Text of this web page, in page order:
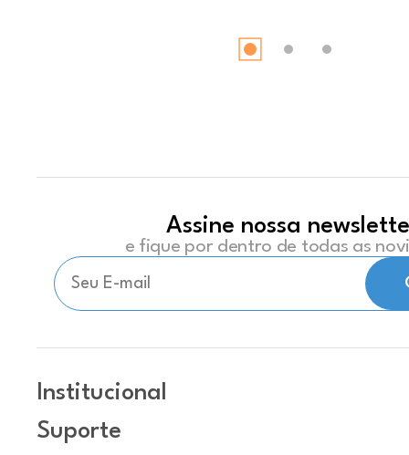
Assine nossa
e fique por dentro de todas as
Institucional
Suporte